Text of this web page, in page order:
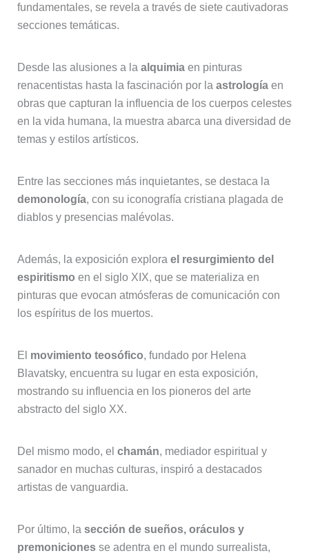
fundamentales, se revela a través de siete cautivadoras
secciones temáticas.
Desde las alusiones a la alquimiaen pinturas
renacentistas hasta la fascinación por la astrologíaen
obras que capturan la influencia de los cuerpos celestes
en la vida humana, la muestra abarca una diversidad de
temas y estilos artísticos.
Entre las secciones más inquietantes, se destaca la
demonología, con su iconografía cristiana plagada de
diablos y presencias malévolas.
Además, la exposición explora el resurgimiento del
espiritismo en el siglo XIX, que se materializa en
pinturas que evocan atmósferas de comunicación con
los espíritus de los muertos.
El movimiento teosófico, fundado por Helena
Blavatsky, encuentra su lugar en esta exposición,
mostrando su influencia en los pioneros del arte
abstracto del siglo XX.
Del mismo modo, el chamán, mediador espiritual y
sanador en muchas culturas, inspiró a destacados
artistas de vanguardia.
Por último, la sección de sueños, oráculos y
premonicionesse adentra en el mundo surrealista,